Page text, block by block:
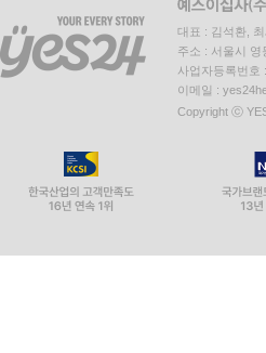
대표 : 김석환,
주소 : 서울시
사업자등록번
이메일 :
Copyright ⓒ